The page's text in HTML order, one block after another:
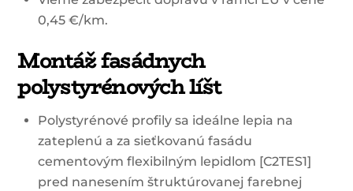
0,45 €/km.
Montáž fasádnych
polystyrénových líšt
Polystyrénové profily sa ideálne lepia na
zateplenú a za sieťkovanú fasádu
cementovým flexibilným lepidlom [C2TES1]
pred nanesením štruktúrovanej farebnej